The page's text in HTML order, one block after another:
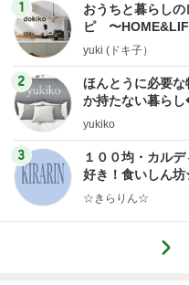
1
おうちと暮らしの
ピ 〜
yuki (ドキ子）
2
ほんとうに必要な
か持たない暮ら
ep Life Simple◆
yukiko
3
１００均・カルデ
好き！食いしん
らりん☆のブログ
☆きらりん☆